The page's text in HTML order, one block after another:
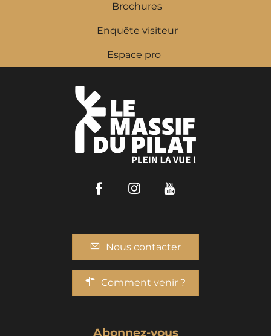
Brochures
Enquête visiteur
Espace pro
FacebookInstagram
Nous contacter
Comment venir ?
Abonnez-vous